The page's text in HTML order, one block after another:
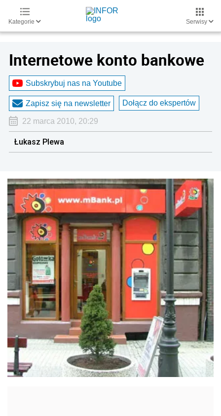
Kategorie Serwisy
Internetowe konto bankowe
Subskrybuj nas na Youtube
Zapisz się na newsletter Dołącz do ekspertów
22 marca 2010, 20:29
Łukasz Plewa